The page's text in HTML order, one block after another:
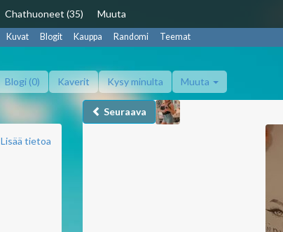
Chathuoneet (35) Muuta
Kuvat Blogit Kauppa Randomi Teemat
Blogi (0) Kaverit Kysy minulta Muuta
Seuraava
Lisää tietoa